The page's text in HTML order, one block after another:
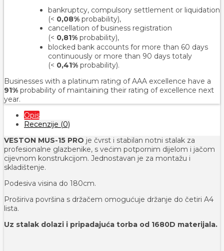
bankruptcy, compulsory settlement or liquidation
(< 0,08% probability),
cancellation of business registration
(< 0,81% probability),
blocked bank accounts for more than 60 days
continuously or more than 90 days totaly
(< 0,41% probability).
Businesses with a platinum rating of AAA excellence have a
91% probability of maintaining their rating of excellence next
year.
Opis
Recenzije (0)
VESTON MUS-15 PRO je čvrst i stabilan notni stalak za
profesionalne glazbenike, s većim potpornim dijelom i jačom
cijevnom konstrukcijom. Jednostavan je za montažu i
skladištenje.
Podesiva visina do 180cm.
Proširiva površina s držačem omogućuje držanje do četiri A4
lista.
Uz stalak dolazi i pripadajuća torba od 1680D materijala.